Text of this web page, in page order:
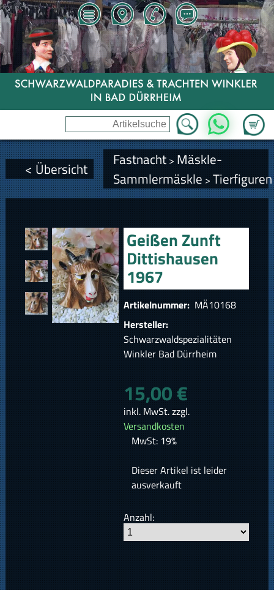
Zum
WhatsApp
< Übersicht Fastnacht> Mäskle-
Sammlermäskle > Tierfiguren
Geißen Zunft
Dittishausen
1967
Artikelnummer: MÄ10168
Hersteller:
Schwarzwaldspezialitäten
Winkler Bad Dürrheim
15,00 €
inkl. MwSt. zzgl.
Versandkosten
MwSt: 19%
Dieser Artikel ist leider
ausverkauft
Anzahl: